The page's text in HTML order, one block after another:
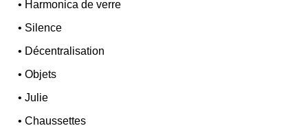
• Harmonica de verre
• Silence
• Décentralisation
•Objets
•Julie
•Chaussettes